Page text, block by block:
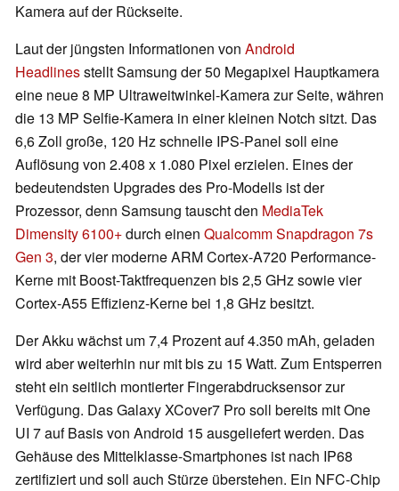
Kamera auf der Rückseite.
Laut der jüngsten Informationen von Android
Headlinesstellt Samsung der 50 Megapixel Hauptkamera
eine neue 8 MP Ultraweitwinkel-Kamera zur Seite, währen
die 13 MP Selfie-Kamera in einer kleinen Notch sitzt. Das
6,6 Zoll große, 120 Hz schnelle IPS-Panel soll eine
Auflösung von 2.408 x 1.080 Pixel erzielen. Eines der
bedeutendsten Upgrades des Pro-Modells ist der
Prozessor, denn Samsung tauscht den MediaTek
Dimensity 6100+durch einen Qualcomm Snapdragon 7s
Gen 3, der vier moderne ARM Cortex-A720 Performance-
Kerne mit Boost-Taktfrequenzen bis 2,5 GHz sowie vier
Cortex-A55 Effizienz-Kerne bei 1,8 GHz besitzt.
Der Akku wächst um 7,4 Prozent auf 4.350 mAh, geladen
wird aber weiterhin nur mit bis zu 15 Watt. Zum Entsperren
steht ein seitlich montierter Fingerabdrucksensor zur
Verfügung. Das Galaxy XCover7 Pro soll bereits mit One
UI 7 auf Basis von Android 15 ausgeliefert werden. Das
Gehäuse des Mittelklasse-Smartphones ist nach IP68
zertifiziert und soll auch Stürze überstehen. Ein NFC-Chip